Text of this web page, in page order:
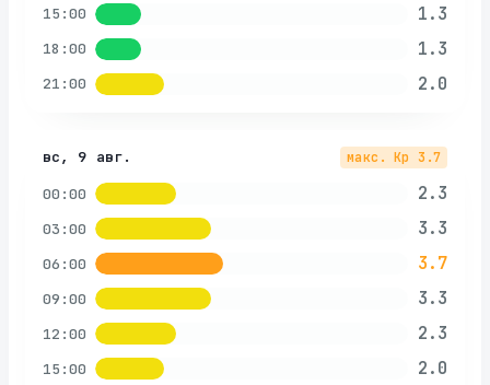
15:00 1.3
18:00 1.3
21:00 2.0
вс, 9 авг. макс. Kp 3.7
00:00 2.3
03:00 3.3
06:00 3.7
09:00 3.3
12:00 2.3
15:00 2.0